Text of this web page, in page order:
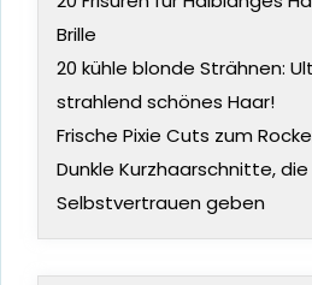
Brille
20 kühle blonde Strähnen:
strahlend schönes Haar!
Frische Pixie Cuts zum
Dunkle Kurzhaarschnitte, die
Selbstvertrauen geben